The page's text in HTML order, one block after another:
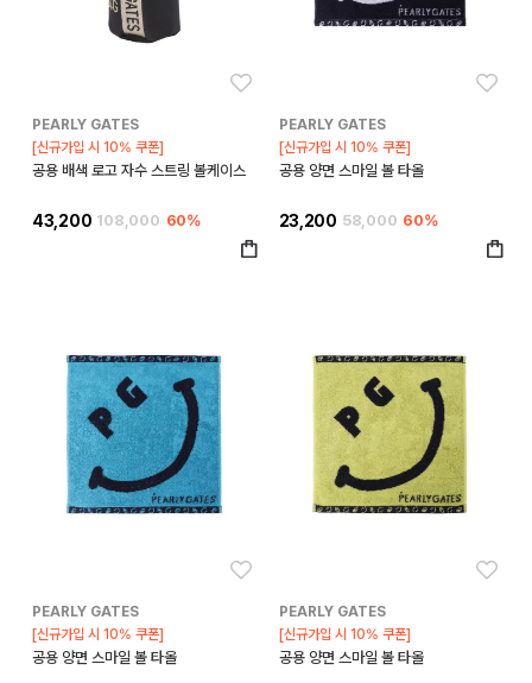
PEARLY GATES
[신규가입 시 10% 쿠폰]
공용 배색 로고 자수 스트링 볼케이스
43,200 108,000 60%
PEARLY GATES
[신규가입 시 10% 쿠폰]
공용 양면 스마일 볼 타올
23,200 58,000 60%
PEARLY GATES
[신규가입 시 10% 쿠폰]
공용 양면 스마일 볼 타올
PEARLY GATES
[신규가입 시 10% 쿠폰]
공용 양면 스마일 볼 타올